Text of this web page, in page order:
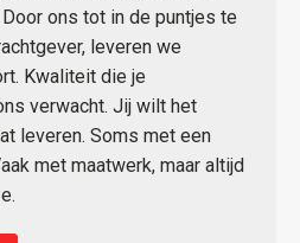
ons tot in de puntjes te
leveren we
Kwaliteit die je
verwacht. Jij wilt het
leveren. Soms met een
met maatwerk, maar altijd